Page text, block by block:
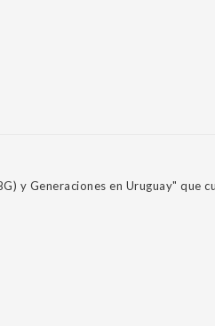
y Generaciones en Uruguay" que